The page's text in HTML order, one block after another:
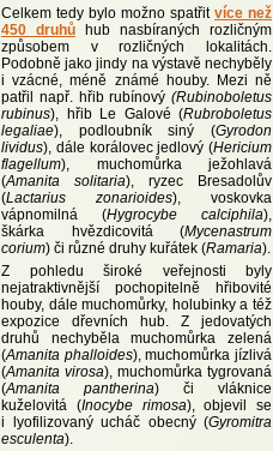
Celkem tedy bylo možno spatřit více než
450 druhů hub nasbíraných rozličným
způsobem v rozličných lokalitách.
Podobně jako jindy na výstavě nechyběly
i vzácné, méně známé houby. Mezi ně
patřil např. hřib rubínový (Rubinoboletus
rubinus), hřib Le Galové (Rubroboletus
legaliae), podloubník siný (Gyrodon
lividus), dále korálovec jedlový (Hericium
flagellum), muchomůrka ježohlavá
(Amanita solitaria), ryzec Bresadolův
(Lactarius zonarioides), voskovka
vápnomilná (Hygrocybe calciphila),
škárka hvězdicovitá (Mycenastrum
corium) či různé druhy kuřátek (Ramaria).
Z pohledu široké veřejnosti byly
nejatraktivnější pochopitelně hřibovité
houby, dále muchomůrky, holubinky a též
expozice dřevních hub. Z jedovatých
druhů nechyběla muchomůrka zelená
(Amanita phalloides), muchomůrka jízlivá
(Amanita virosa), muchomůrka tygrovaná
(Amanita pantherina) či vláknice
kuželovitá (Inocybe rimosa), objevil se
i lyofilizovaný ucháč obecný (Gyromitra
esculenta).